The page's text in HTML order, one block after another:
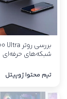
شبکه‌های حرفه‌ای
تیم محتوا ژوپیتل